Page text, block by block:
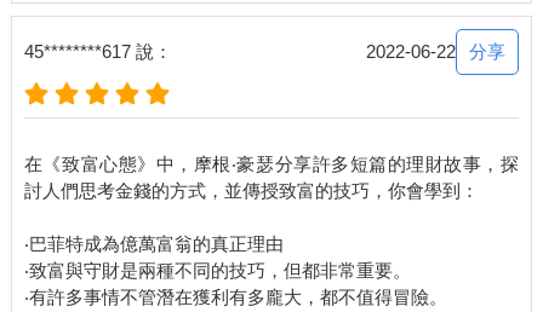
45********617 說： 2022-06-22 分享
在《致富心態》中，摩根‧豪瑟分享許多短篇的理財故事，探
討人們思考金錢的方式，並傳授致富的技巧，你會學到：
‧巴菲特成為億萬富翁的真正理由
‧致富與守財是兩種不同的技巧，但都非常重要。
‧有許多事情不管潛在獲利有多龐大，都不值得冒險。